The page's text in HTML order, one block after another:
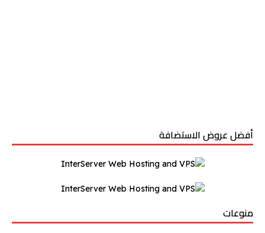
أفضل عروض الاستضافة
منوعات